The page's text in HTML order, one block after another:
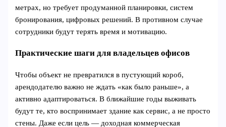
метрах, но требует продуманной планировки, систем
бронирования, цифровых решений. В противном случае
сотрудники будут терять время и мотивацию.
Практические шаги для владельцев офисов
Чтобы объект не превратился в пустующий короб,
арендодателю важно не ждать «как было раньше», а
активно адаптироваться. В ближайшие годы выживать
будут те, кто воспринимает здание как сервис, а не просто
стены. Даже если цель — доходная коммерческая